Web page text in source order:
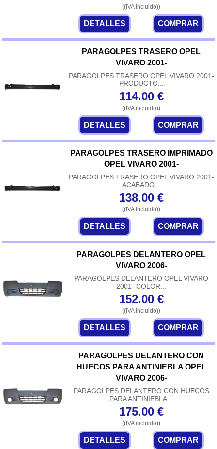
((IVA incluido))
DETALLES COMPRAR
PARAGOLPES TRASERO OPEL
VIVARO 2001-
PARAGOLPES TRASERO OPEL VIVARO 2001-
PRODUCTO...
114.00€
((IVA incluido))
DETALLES COMPRAR
PARAGOLPES TRASERO IMPRIMADO
OPEL VIVARO 2001-
PARAGOLPES TRASERO OPEL VIVARO 2001-
ACABADO...
138.00€
((IVA incluido))
DETALLES COMPRAR
PARAGOLPES DELANTERO OPEL
VIVARO 2006-
PARAGOLPES DELANTERO OPEL VIVARO
2001- COLOR...
152.00€
((IVA incluido))
DETALLES COMPRAR
PARAGOLPES DELANTERO CON
HUECOS PARA ANTINIEBLA OPEL
VIVARO 2006-
PARAGOLPES DELANTERO CON HUECOS
PARA ANTINIEBLA...
175.00€
((IVA incluido))
DETALLES COMPRAR